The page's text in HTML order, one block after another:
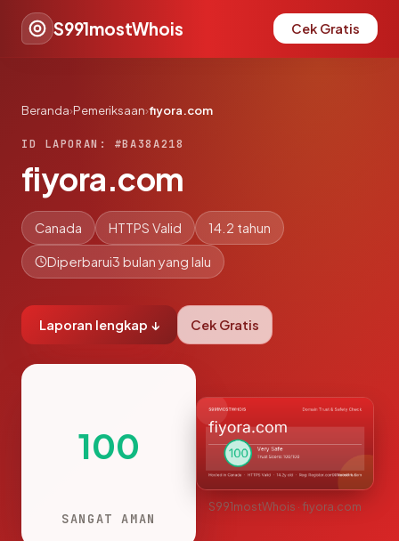
S991mostWhois Cek Gratis
Beranda›Pemeriksaan›fiyora.com
ID LAPORAN: #BA38A218
fiyora.com
Canada HTTPS Valid 14.2 tahun
Diperbarui3 bulan yang lalu
Laporan lengkap ↓ Cek Gratis
100
SANGAT AMAN
S991mostWhois · fiyora.com